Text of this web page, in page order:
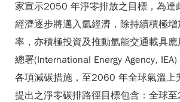
家宣示2050 年淨零排放之目標，為達
經濟逐步將邁入氫經濟，除持續積極
率，亦積極投資及推動氫能交通載具
總署(International Energy Agency,
各項減碳措施，至2060 年全球氣溫上
提出之淨零碳排路徑目標包含：全球